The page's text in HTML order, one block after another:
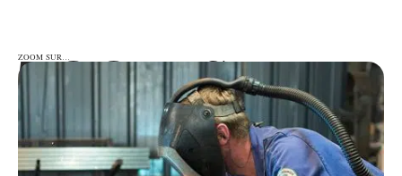
ZOOM SUR…
ZOOM SUR…